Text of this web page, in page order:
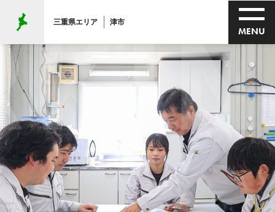
三重県エリア 津市
MENU